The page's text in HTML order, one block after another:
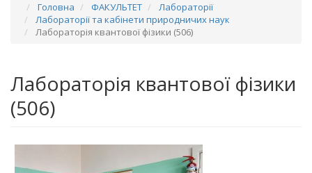
Головна ФАКУЛЬТЕТ
Лабораторії
Лабораторії та кабінети природничих наук
Лабораторія квантової фізики (506)
Лабораторія квантової фізики
(506)